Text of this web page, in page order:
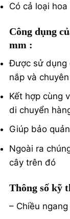
Có cả loại
Công dụng
mm :
Được sử dụng
nắp và
Kết hợp cùng
di chuyển
Giúp bảo
Ngoài ra
cây trên đó
Thông số kỹ
– Chiều